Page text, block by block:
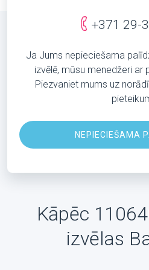
+371 29-
Ja Jums nepieciešama
izvēlē, mūsu menedžeri ar
Piezvaniet mums uz
NEPIECIEŠAMA
Kāpēc
izvēlas